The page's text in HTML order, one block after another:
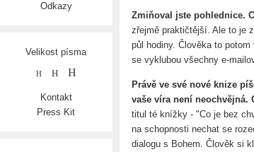
Odkazy
Velikost písma
H H H
Kontakt
Press Kit
Zmiňoval jste pohlednice.
zřejmě praktičtější. Ale to je
půl hodiny. Člověka to
se vyklubou všechny e-
Právě ve své nové knize
vaše víra není neochvějná.
titul té knížky - "Co je bez
na schopnosti nechat se
dialogu s Bohem. Člověk si